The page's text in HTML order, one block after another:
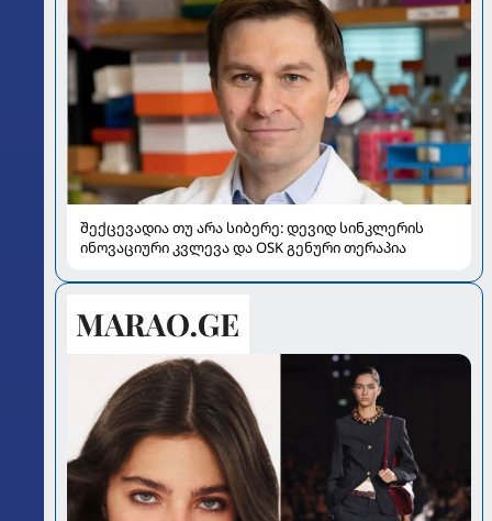
შექცევადია თუ არა სიბერე: დევიდ სინკლერის
ინოვაციური კვლევა და OSK გენური თერაპია